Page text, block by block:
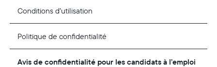
Conditions d’utilisation
Politique de confidentialité
Avis de confidentialité pour les candidats à l’emploi